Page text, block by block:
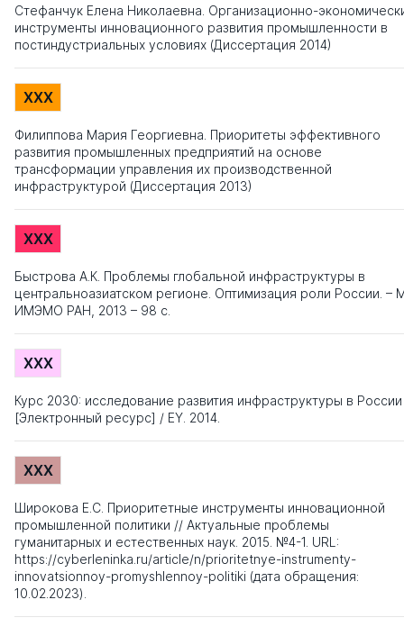
Стефанчук Елена Николаевна. Организационно-
инструменты инновационного развития промышленности в
постиндустриальных условиях (Диссертация 2014)
XXX
Филиппова Мария Георгиевна. Приоритеты эффективного
развития промышленных предприятий на основе
трансформации управления их производственной
инфраструктурой (Диссертация 2013)
XXX
Быстрова А.К. Проблемы глобальной инфраструктуры в
центральноазиатском регионе. Оптимизация роли России. –
ИМЭМО РАН, 2013 – 98 с.
XXX
Курс 2030: исследование развития инфраструктуры в России
[Электронный ресурс] / EY. 2014.
XXX
Широкова Е.С. Приоритетные инструменты инновационной
промышленной политики // Актуальные проблемы
гуманитарных и естественных наук. 2015. №4-1. URL:
https://cyberleninka.ru/article/n/prioritetnye-instrumenty-
innovatsionnoy-promyshlennoy-politiki (дата обращения:
10.02.2023).